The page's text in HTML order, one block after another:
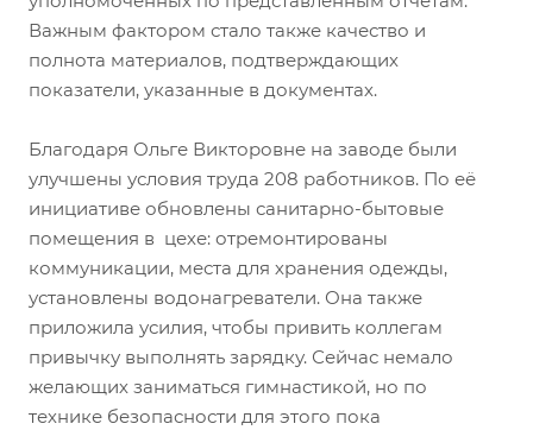
Важным фактором стало также качество и
полнота материалов, подтверждающих
показатели, указанные в документах.
Благодаря Ольге Викторовне на заводе были
улучшены условия труда 208 работников. По её
инициативе обновлены санитарно-бытовые
помещения в цехе: отремонтированы
коммуникации, места для хранения одежды,
установлены водонагреватели. Она также
приложила усилия, чтобы привить коллегам
привычку выполнять зарядку. Сейчас немало
желающих заниматься гимнастикой, но по
технике безопасности для этого пока